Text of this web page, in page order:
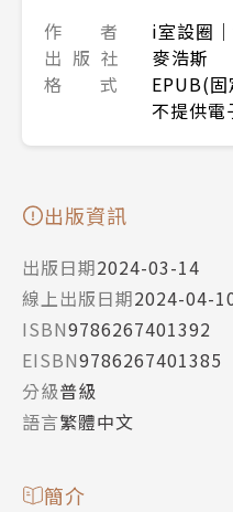
作 者
i室設圈│
出 版 社
麥浩斯
格 式
EPUB(
不提供電
出版資訊
出版日期2024-03-14
線上出版日期2024-04-
ISBN9786267401392
EISBN9786267401385
分級普級
語言繁體中文
簡介